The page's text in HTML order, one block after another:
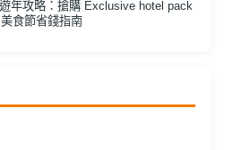
年攻略：搶購 Exclusive hotel pack
食節省錢指南